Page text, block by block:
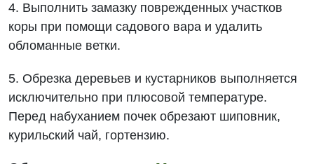
4. Выполнить замазку поврежденных участков
коры при помощи садового вара и удалить
обломанные ветки.
5. Обрезка деревьев и кустарников выполняется
исключительно при плюсовой температуре.
Перед набуханием почек обрезают шиповник,
курильский чай, гортензию.